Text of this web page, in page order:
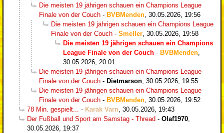
Die meisten 19 jährigen schauen ein Champions League
Finale von der Couch - BVBMenden 30.05.2026, 19:56
Die meisten 19 jährigen schauen ein Champions League
Finale von der Couch - Smeller 30.05.2026, 19:58
Die meisten 19 jährigen schauen ein Champions
League Finale von der Couch - BVBMenden
30.05.2026, 20:01
Die meisten 19 jährigen schauen ein Champions League
Finale von der Couch - Dietmarson 30.05.2026, 19:55
Die meisten 19 jährigen schauen ein Champions League
Finale von der Couch - BVBMenden 30.05.2026, 19:52
78 Min. gespielt...
- Karak Varn 30.05.2026, 19:43
Der Fußball und Sport am Samstag - Thread - Olaf1970
30.05.2026, 19:37